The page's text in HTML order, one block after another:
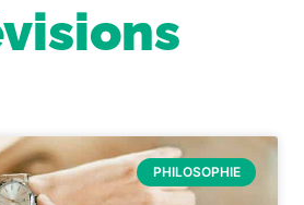
PHILOSOPHIE